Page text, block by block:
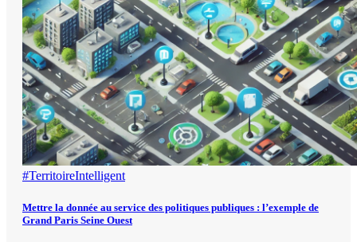
#TerritoireIntelligent
Mettre la donnée au service des politiques publiques : l’exemple de
Grand Paris Seine Ouest